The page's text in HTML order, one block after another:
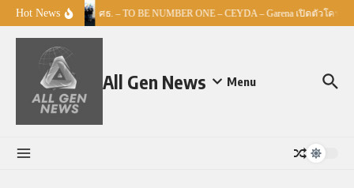
Skip to content
Hot News ศธ. – TO BE NUMBER ONE – CEYDA – Garena เปิดตัวโคร
All Gen News Menu